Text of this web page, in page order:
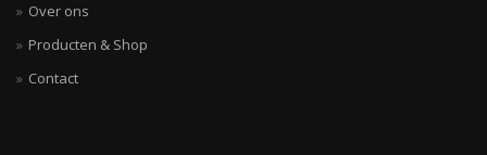
Over ons
Producten & Shop
Contact